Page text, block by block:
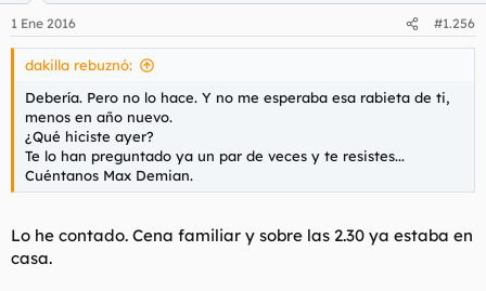
1 Ene 2016 #1.256
dakilla rebuznó:
Debería. Pero no lo hace. Y no me esperaba esa rabieta de ti,
menos en año nuevo.
¿Qué hiciste ayer?
Te lo han preguntado ya un par de veces y te resistes...
Cuéntanos Max Demian.
Lo he contado. Cena familiar y sobre las 2.30 ya estaba en
casa.